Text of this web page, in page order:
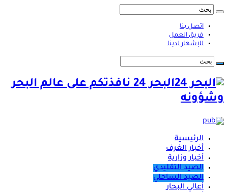
اتصل بنا
فريق العمل
للإشهار لدينا
البحر 24 نافذتكم على عالم البحر
وشؤونه
الرئيسية
أخبار الغرف
أخبار وزارية
الصيد التقليدي
الصيد الساحلي
أعالي البحار